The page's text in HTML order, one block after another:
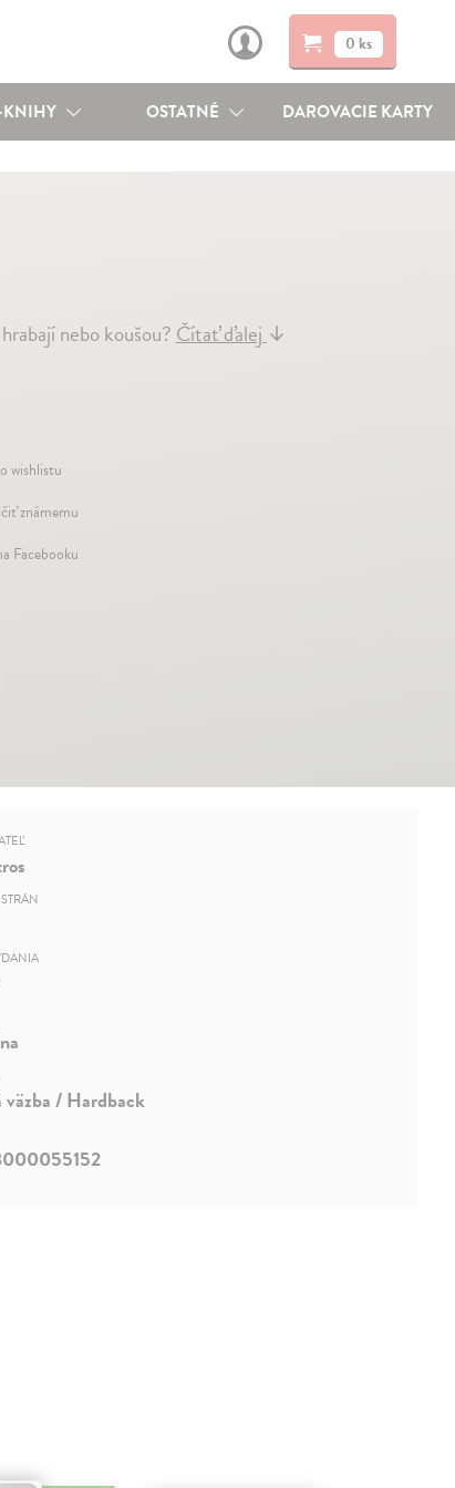
0 ks
KNIHY OSTATNÉ DAROVACIE KARTY
nebo koušou?Čítať ďalej↓
wishlistu
známemu
Facebooku
väzba / Hardback